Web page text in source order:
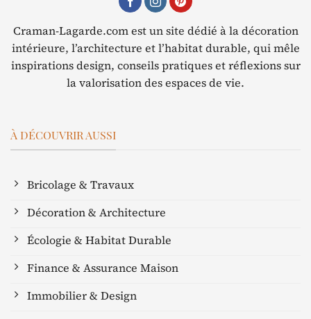
Craman-Lagarde.com est un site dédié à la décoration
intérieure, l’architecture et l’habitat durable, qui mêle
inspirations design, conseils pratiques et réflexions sur
la valorisation des espaces de vie.
À DÉCOUVRIR AUSSI
Bricolage & Travaux
Décoration & Architecture
Écologie & Habitat Durable
Finance & Assurance Maison
Immobilier & Design